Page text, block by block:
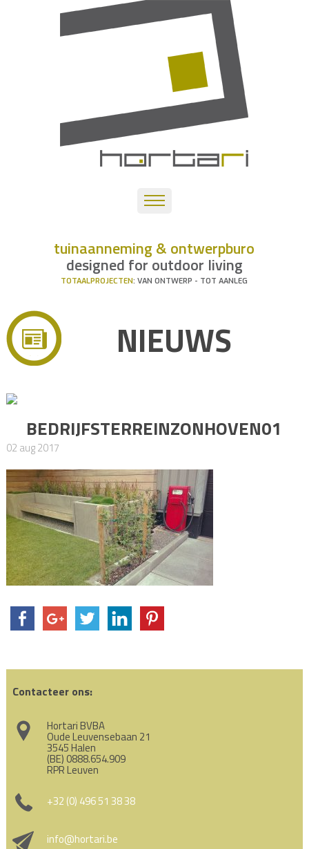
tuinaanneming & ontwerpburo
designed for outdoor living
TOTAALPROJECTEN: VAN ONTWERP - TOT AANLEG
NIEUWS
BEDRIJFSTERREINZONHOVEN01
02 aug 2017
Contacteer ons:
Hortari BVBA
Oude Leuvensebaan 21
3545 Halen
(BE) 0888.654.909
RPR Leuven
+32 (0) 496 51 38 38
info@hortari.be